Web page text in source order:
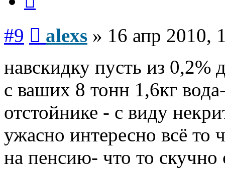
#9 alexs » 16 апр 2010,
навскидку пусть из 0,2%
с ваших 8 тонн 1,6кг
отстойнике - с виду
ужасно интересно всё то
на пенсию- что то скучно